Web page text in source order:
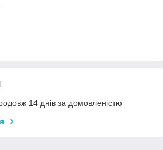
14 днів за домовленістю